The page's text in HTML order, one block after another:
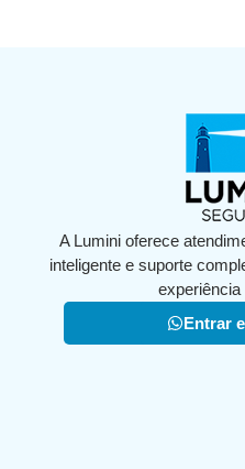
A Lumini oferece
inteligente e suporte
experiência
Entrar